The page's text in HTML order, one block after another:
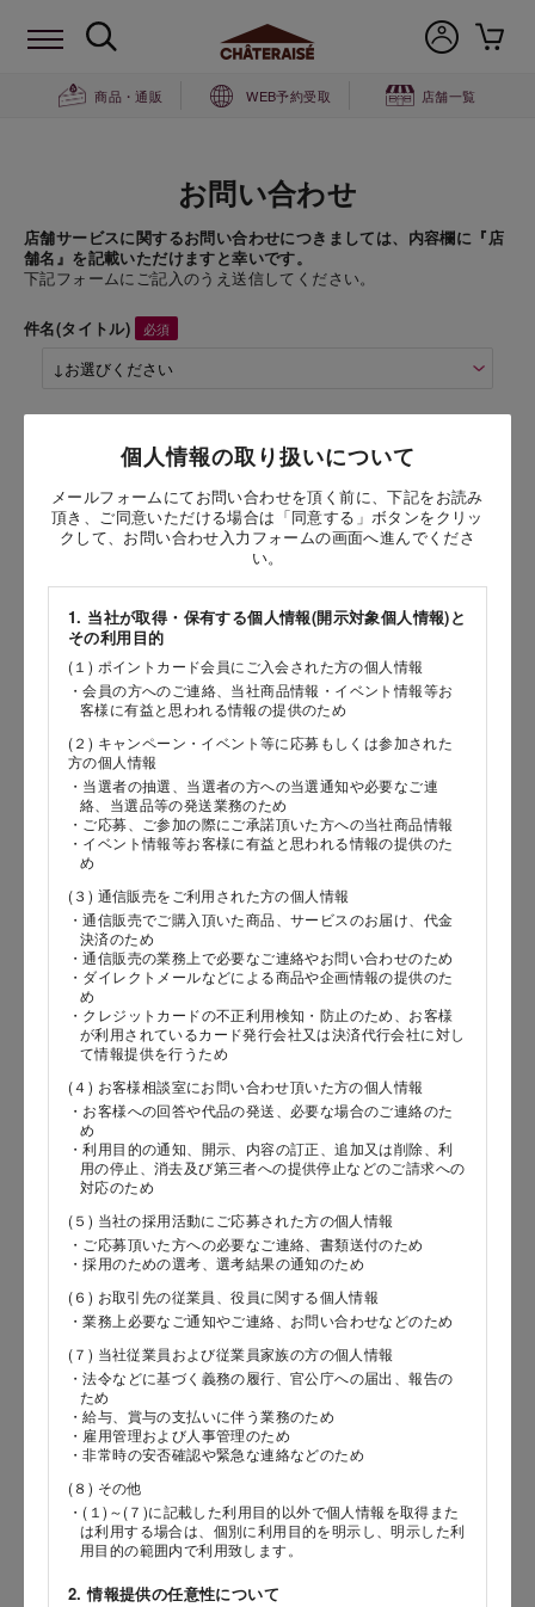
商品・通販 WEB予約受取 店舗一覧
お問い合わせ
店舗サービスに関するお問い合わせにつきましては、内容欄に『店
舗名』を記載いただけますと幸いです。
下記フォームにご記入のうえ送信してください。
個人情報の取り扱いについて
メールフォームにてお問い合わせを頂く前に、下記をお読み
頂き、ご同意いただける場合は「同意する」ボタンをクリッ
クして、お問い合わせ入力フォームの画面へ進んでくださ
い。
1. 当社が取得・保有する個人情報(開示対象個人情報)と
その利用目的
(１) ポイントカード会員にご入会された方の個人情報
・会員の方へのご連絡、当社商品情報・イベント情報等お
客様に有益と思われる情報の提供のため
(２) キャンペーン・イベント等に応募もしくは参加された
方の個人情報
・当選者の抽選、当選者の方への当選通知や必要なご連
絡、当選品等の発送業務のため
・ご応募、ご参加の際にご承諾頂いた方への当社商品情報
・イベント情報等お客様に有益と思われる情報の提供のた
め
(３) 通信販売をご利用された方の個人情報
・通信販売でご購入頂いた商品、サービスのお届け、代金
決済のため
・通信販売の業務上で必要なご連絡やお問い合わせのため
・ダイレクトメールなどによる商品や企画情報の提供のた
め
・クレジットカードの不正利用検知・防止のため、お客様
が利用されているカード発行会社又は決済代行会社に対し
て情報提供を行うため
(４) お客様相談室にお問い合わせ頂いた方の個人情報
・お客様への回答や代品の発送、必要な場合のご連絡のた
め
・利用目的の通知、開示、内容の訂正、追加又は削除、利
用の停止、消去及び第三者への提供停止などのご請求への
対応のため
(５) 当社の採用活動にご応募された方の個人情報
・ご応募頂いた方への必要なご連絡、書類送付のため
・採用のための選考、選考結果の通知のため
(６) お取引先の従業員、役員に関する個人情報
・業務上必要なご通知やご連絡、お問い合わせなどのため
(７) 当社従業員および従業員家族の方の個人情報
・法令などに基づく義務の履行、官公庁への届出、報告の
ため
・給与、賞与の支払いに伴う業務のため
・雇用管理および人事管理のため
・非常時の安否確認や緊急な連絡などのため
(８) その他
・(１)～(７)に記載した利用目的以外で個人情報を取得また
は利用する場合は、個別に利用目的を明示し、明示した利
用目的の範囲内で利用致します。
2. 情報提供の任意性について
件名(タイトル)
お問い合わせ時氏名
［姓］
［名］
（全角で入力してください）
お問い合わせ時氏名（カナ）
［セイ］
［メイ］
（全角で入力してください）
電話番号
メールアドレス
郵便番号
都道府県
番地以降